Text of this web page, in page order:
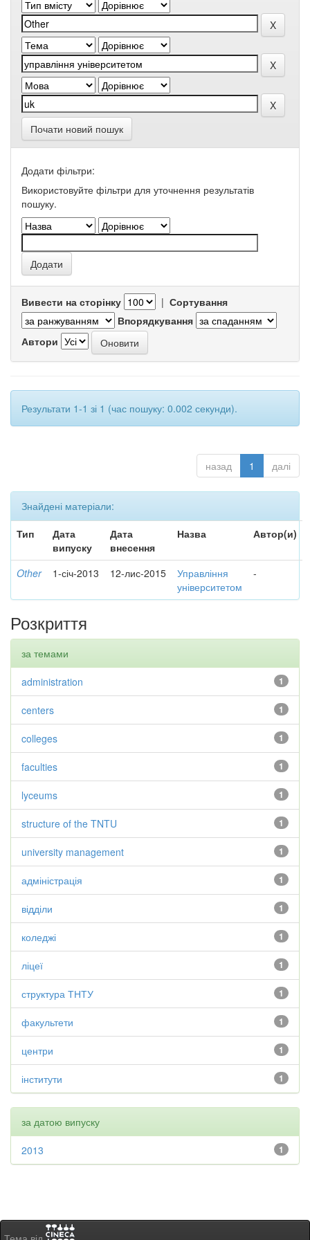
Почати новий пошук
Додати фільтри:
Використовуйте фільтри для уточнення результатів
пошуку.
Вивести на сторінку | Сортування
Впорядкування
Автори
Результати 1-1 зі 1 (час пошуку: 0.002 секунди).
назад 1 далі
Знайдені матеріали:
Тип
Дата
випуску
Дата
внесення
Назва Автор(и)
Other 1-січ-2013 12-лис-2015
Управління
університетом
-
Розкриття
за темами
1
administration
1
centers
1
colleges
1
faculties
1
lyceums
1
structure of the TNTU
1
university management
1
адміністрація
1
відділи
1
коледжі
1
ліцеї
1
структура ТНТУ
1
факультети
1
центри
1
інститути
за датою випуску
1
2013